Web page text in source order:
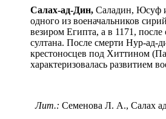
Салах-ад-Дин, Саладин, Юсуф
одного из военачальников
везиром Египта, а в 1171,
султана. После смерти Нур-ад-
крестоносцев под Хиттином
характеризовалась развитием
Лит.: Семенова Л. А., Салах